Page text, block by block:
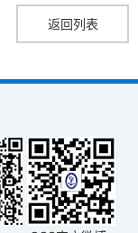
返回列表